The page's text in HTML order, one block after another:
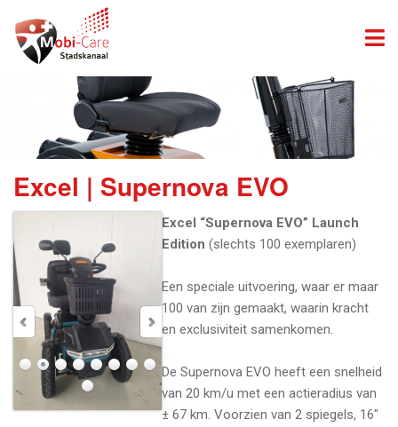
Excel | Supernova EVO
Excel “Supernova EVO” Launch
Edition (slechts 100 exemplaren)
Een speciale uitvoering, waar er maar
100 van zijn gemaakt, waarin kracht
en exclusiviteit samenkomen.
De Supernova EVO heeft een snelheid
van 20 km/u met een actieradius van
± 67 km. Voorzien van 2 spiegels, 16"